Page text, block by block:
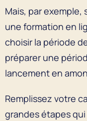
Mais, par
une formation en
choisir la période
préparer une
lancement en
Remplissez votre
grandes étapes